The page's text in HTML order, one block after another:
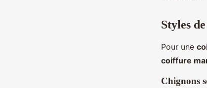
Styles
Pour une
coiffure
Chignons